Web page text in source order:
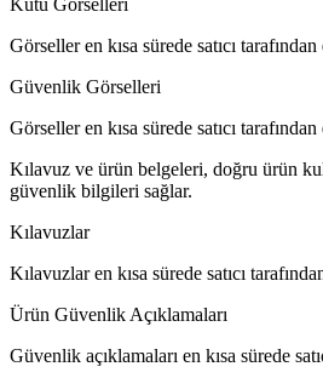
Kutu Görselleri
Görseller en kısa sürede satıcı
Güvenlik Görselleri
Görseller en kısa sürede satıcı
Kılavuz ve ürün belgeleri, doğru ürün
güvenlik bilgileri sağlar.
Kılavuzlar
Kılavuzlar en kısa sürede satıcı
Ürün Güvenlik Açıklamaları
Güvenlik açıklamaları en kısa sürede